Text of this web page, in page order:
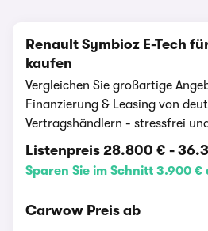
Renault Symbioz E-Tech
kaufen
Vergleichen Sie großartige
Finanzierung & Leasing von
Vertragshändlern - stressfrei
Listenpreis 28.800 € -
Sparen Sie im Schnitt 3.900
Carwow Preis ab